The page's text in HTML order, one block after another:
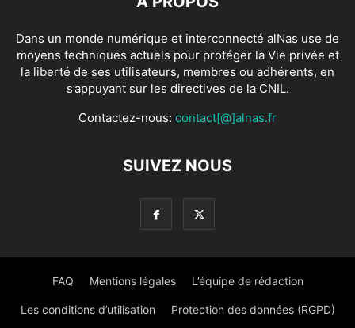
Dans un monde numérique et interconnecté alNas use de
moyens techniques actuels pour protéger la Vie privée et
la liberté de ses utilisateurs, membres ou adhérents, en
s’appuyant sur les directives de la CNIL.
Contactez-nous: contact[@]alnas.fr
SUIVEZ NOUS
FAQ Mentions légales L’équipe de rédaction
Les conditions d’utilisation Protection des données (RGPD)